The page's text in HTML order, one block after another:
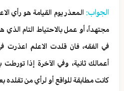
الجواب: المعذر يوم القيامة هو رأي
مجتهداً، أو عمل بالاحتياط التام
في الفقه، فان قلدت الاعلم اعذرت
أعمالك ثانية، وفي الآخرة إذا تورطت
كانت مطابقة للواقع أو لرأي من تقلده